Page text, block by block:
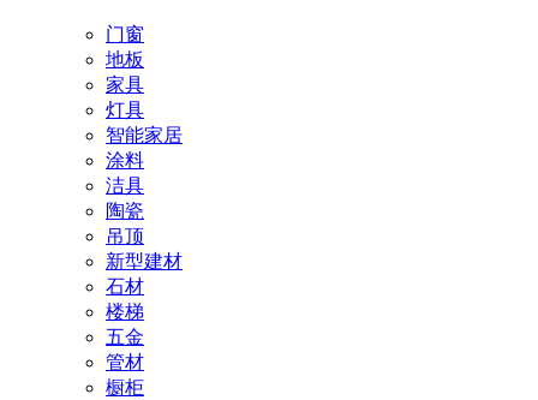
门窗
地板
家具
灯具
智能家居
涂料
洁具
陶瓷
吊顶
新型建材
石材
楼梯
五金
管材
橱柜